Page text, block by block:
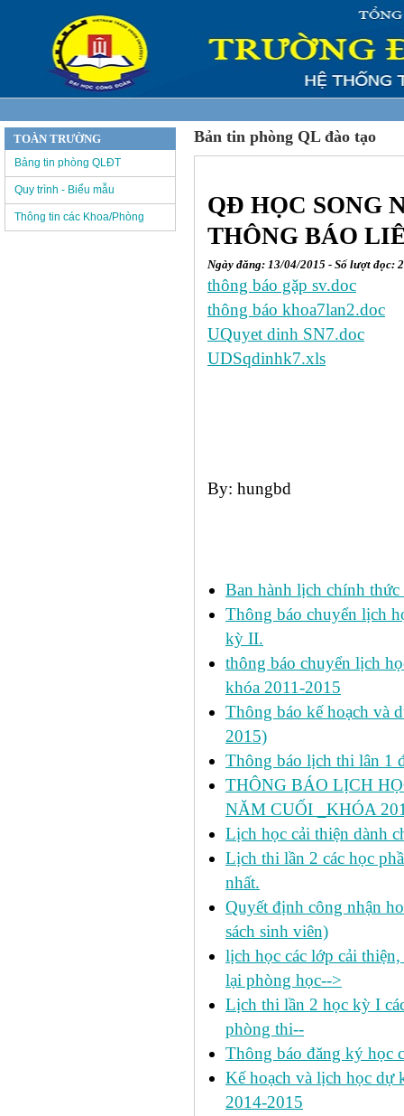
Bản tin phòng QL đào tạo
QĐ HỌC SONG
THÔNG BÁO
Ngày đăng: 13/04/2015 - Số lượt đọc:
thông báo gặp sv.doc
thông báo khoa7lan2.doc
UQuyet dinh SN7.doc
UDSqdinhk7.xls
By: hungbd
Ban hành lịch chính
Thông báo chuyển lịch
kỳ II.
thông báo chuyển lịch
khóa 2011-2015
Thông báo kế hoạch và
2015)
Thông báo lịch thi lân 1
THÔNG BÁO LỊCH
NĂM CUỐI _KHÓA
Lịch học cải thiện dành
Lịch thi lần 2 các học
nhất.
Quyết định công nhận
sách sinh viên)
lịch học các lớp cải
lại phòng học-->
Lịch thi lần 2 học kỳ I
phòng thi--
Thông báo đăng ký học
Kế hoạch và lịch học dự
2014-2015
TOÀN TRƯỜNG
Bảng tin phòng QLĐT
Quy trình - Biểu mẫu
Thông tin các Khoa/Phòng